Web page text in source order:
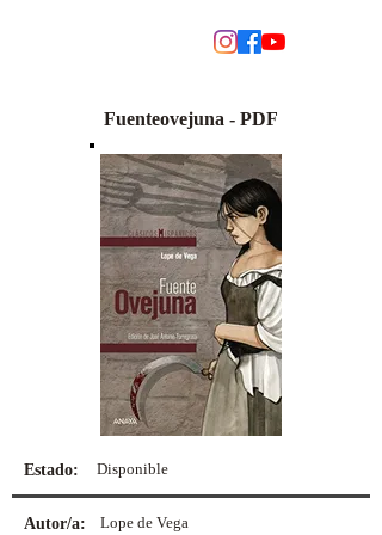
Fuenteovejuna - PDF
Estado: Disponible
Autor/a: Lope de Vega